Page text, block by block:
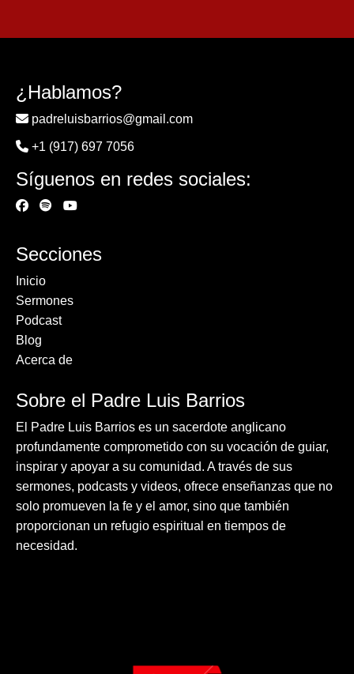
¿Hablamos?
padreluisbarrios@gmail.com
+1 (917) 697 7056
Síguenos en redes sociales:
Secciones
Inicio
Sermones
Podcast
Blog
Acerca de
Sobre el Padre Luis Barrios
El Padre Luis Barrios es un sacerdote anglicano
profundamente comprometido con su vocación de guiar,
inspirar y apoyar a su comunidad. A través de sus
sermones, podcasts y videos, ofrece enseñanzas que no
solo promueven la fe y el amor, sino que también
proporcionan un refugio espiritual en tiempos de
necesidad.